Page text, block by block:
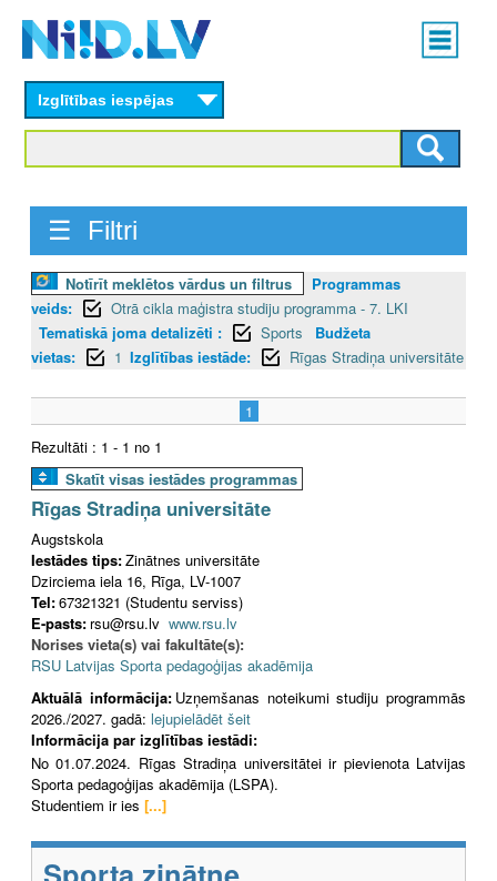
content
Main
menu
Izglītības iespējas
☰ Filtri
Notīrīt meklētos vārdus un filtrus
Programmas
veids:
Otrā cikla maģistra studiju programma - 7. LKI
Tematiskā joma detalizēti :
Sports
Budžeta
vietas:
1 Izglītības iestāde: Rīgas Stradiņa universitāte
1
Rezultāti : 1 - 1 no 1
Skatīt visas iestādes programmas
Rīgas Stradiņa universitāte
Augstskola
Iestādes tips:Zinātnes universitāte
Dzirciema iela 16, Rīga, LV-1007
Tel:67321321 (Studentu serviss)
E-pasts: rsu@rsu.lv www.rsu.lv
Norises vieta(s) vai fakultāte(s):
RSU Latvijas Sporta pedagoģijas akadēmija
Aktuālā informācija: Uzņemšanas noteikumi studiju programmās
2026./2027. gadā: lejupielādēt šeit
Informācija par izglītības iestādi:
No 01.07.2024. Rīgas Stradiņa universitātei ir pievienota Latvijas
Sporta pedagoģijas akadēmija (LSPA).
Studentiem ir ies [...]